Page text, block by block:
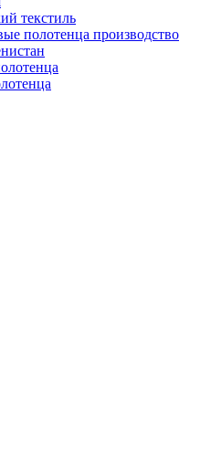
текстиль
полотенца производство